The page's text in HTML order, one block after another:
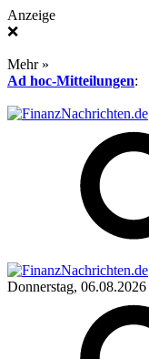
Anzeige
❌
Mehr »
Ad hoc-Mitteilungen:
Donnerstag, 06.08.2026